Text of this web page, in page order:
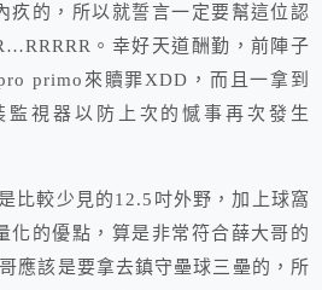
的，所以就誓言一定要幫這位認
。幸好天道酬勤，前陣子
primo來贖罪XDD，而且一拿到
視器以防上次的憾事再次發生
較少見的12.5吋外野，加上球窩
化的優點，算是非常符合薛大哥的
應該是要拿去鎮守壘球三壘的，所